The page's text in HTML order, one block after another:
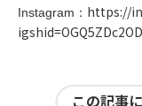
Instagram： https://
この記事に